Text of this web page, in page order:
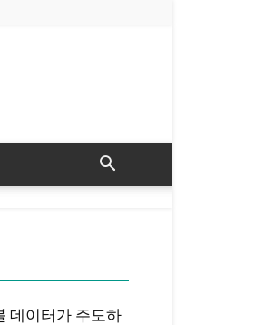
데이터가 주도하